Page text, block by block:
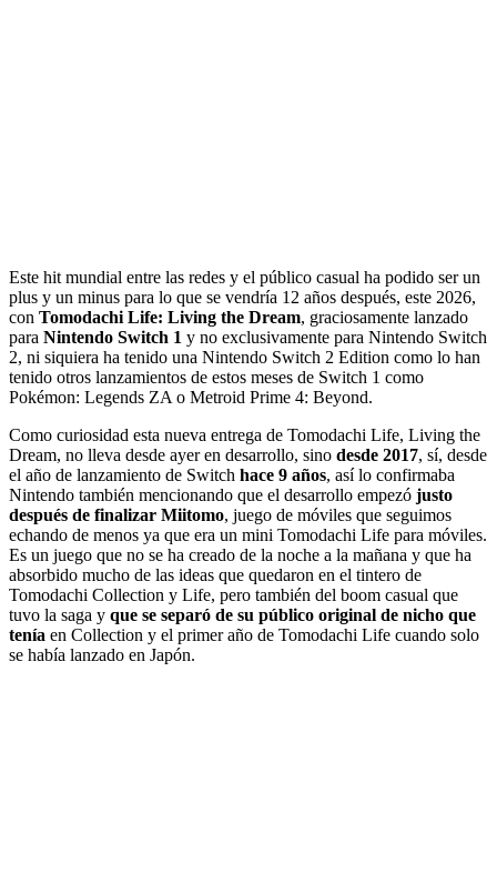
Este hit mundial entre las redes y el público casual ha podido ser un
plus y un minus para lo que se vendría 12 años después, este 2026,
con Tomodachi Life: Living the Dream, graciosamente lanzado
para Nintendo Switch 1 y no exclusivamente para Nintendo Switch
2, ni siquiera ha tenido una Nintendo Switch 2 Edition como lo han
tenido otros lanzamientos de estos meses de Switch 1 como
Pokémon: Legends ZA o Metroid Prime 4: Beyond.
Como curiosidad esta nueva entrega de Tomodachi Life, Living the
Dream, no lleva desde ayer en desarrollo, sino desde 2017, sí, desde
el año de lanzamiento de Switch hace 9 años, así lo confirmaba
Nintendo también mencionando que el desarrollo empezó justo
después de finalizar Miitomo, juego de móviles que seguimos
echando de menos ya que era un mini Tomodachi Life para móviles.
Es un juego que no se ha creado de la noche a la mañana y que ha
absorbido mucho de las ideas que quedaron en el tintero de
Tomodachi Collection y Life, pero también del boom casual que
tuvo la saga y que se separó de su público original de nicho que
tenía en Collection y el primer año de Tomodachi Life cuando solo
se había lanzado en Japón.